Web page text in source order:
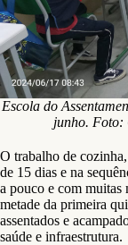
Escola do
junho. Foto:
O trabalho de
de 15 dias e na
a pouco e com muitas
metade da primeira
assentados e
saúde e infraestrutura.